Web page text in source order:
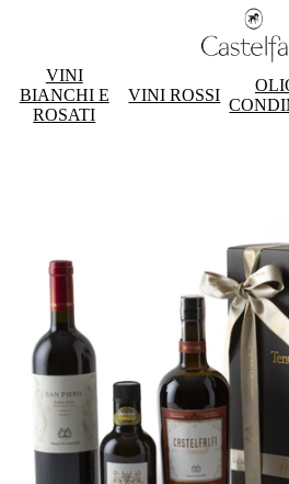
VINI
BIANCHI E
ROSATI
VINI ROSSI